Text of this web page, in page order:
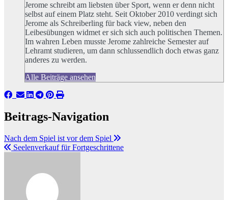
Jerome schreibt am liebsten über Sport, wenn er denn nicht
selbst auf einem Platz steht. Seit Oktober 2010 verdingt sich
Jerome als Schreiberling für back view, neben den
Leibesübungen widmet er sich sich auch politischen Themen.
Im wahren Leben musste Jerome zahlreiche Semester auf
Lehramt studieren, um dann schlussendlich doch etwas ganz
anderes zu werden.
Alle Beiträge ansehen
Beitrags-Navigation
Nach dem Spiel ist vor dem Spiel
Seelenverkauf für Fortgeschrittene